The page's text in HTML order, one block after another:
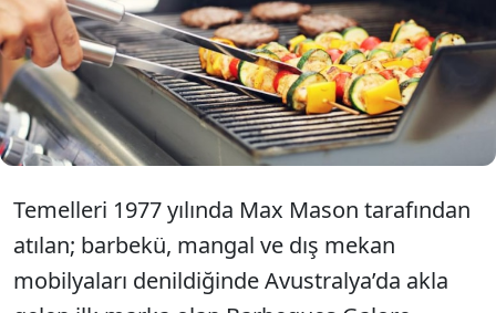
konkordato ilan eden firma bu hafta çabalarının
iflasta dönmeye yeterli olmadığını açıkladı ve
resmen iflasını duyurdu. Karar sonrası mağaza
kapatma ve satış durdurma işlemleri de
başlayacak.
Temelleri 1977 yılında Max Mason tarafından
atılan; barbekü, mangal ve dış mekan
mobilyaları denildiğinde Avustralya’da akla